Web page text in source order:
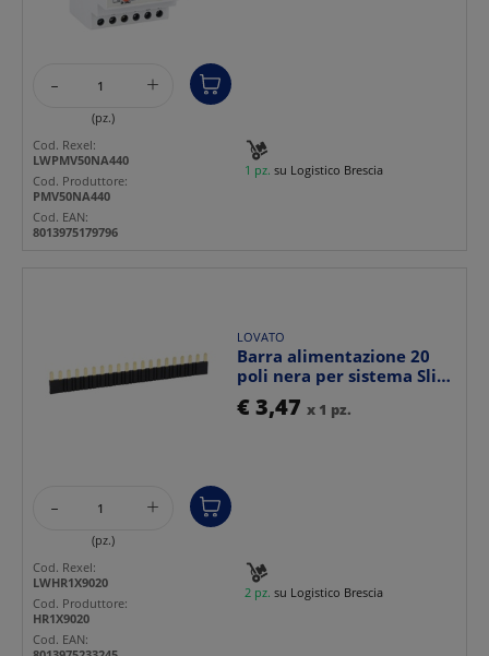
- +
(pz.)
1 pz. su Logistico Brescia
Cod. Rexel:
LWPMV50NA440
Cod. Produttore:
PMV50NA440
Cod. EAN:
8013975179796
LOVATO
Barra alimentazione 20
poli nera per sistema Slim
HR1
€ 3,47 x 1 pz.
- +
(pz.)
2 pz. su Logistico Brescia
Cod. Rexel:
LWHR1X9020
Cod. Produttore:
HR1X9020
Cod. EAN: